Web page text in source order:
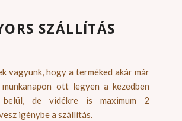
SZÁLLÍTÁS
vagyunk, hogy a terméked akár már
ott legyen a kezedben
belül, de vidékre is maximum 2
igénybe a szállítás.